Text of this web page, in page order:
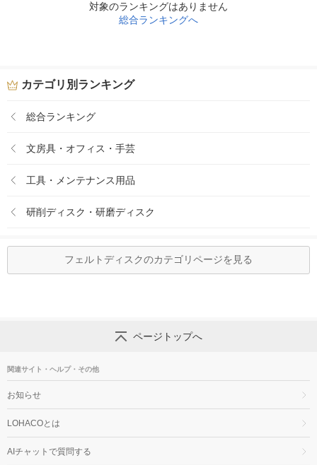
対象のランキングはありません
総合ランキングへ
カテゴリ別ランキング
総合ランキング
文房具・オフィス・手芸
工具・メンテナンス用品
研削ディスク・研磨ディスク
フェルトディスクのカテゴリページを見る
ページトップへ
関連サイト・ヘルプ・その他
お知らせ
LOHACOとは
AIチャットで質問する